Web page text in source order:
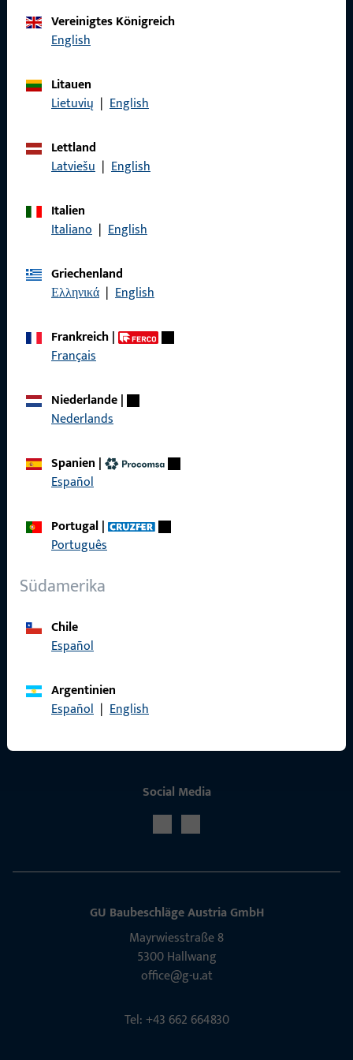
Kontaktieren Sie uns
Vereinigtes Königreich
English
Litauen
Lietuvių | English
Lettland
Latviešu | English
Italien
Italiano | English
Griechenland
Ελληνικά | English
Frankreich|
Français
Niederlande|
Nederlands
Spanien |
Español
Portugal|
Português
Südamerika
Chile
Español
Argentinien
Español | English
Allgemeines
Datenschutz
Schnelleinstieg
Social Media
GU Baubeschläge Aus­tria GmbH
Mayrwies­straße 8
5300 Hall­wang
office@g-u.at
Tel: +43 662 664830